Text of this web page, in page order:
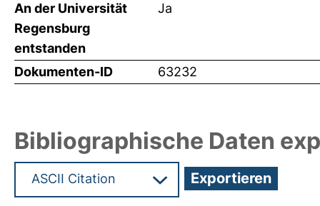
An der Universität
Regensburg
entstanden
Ja
Dokumenten-ID 63232
Bibliographische Daten